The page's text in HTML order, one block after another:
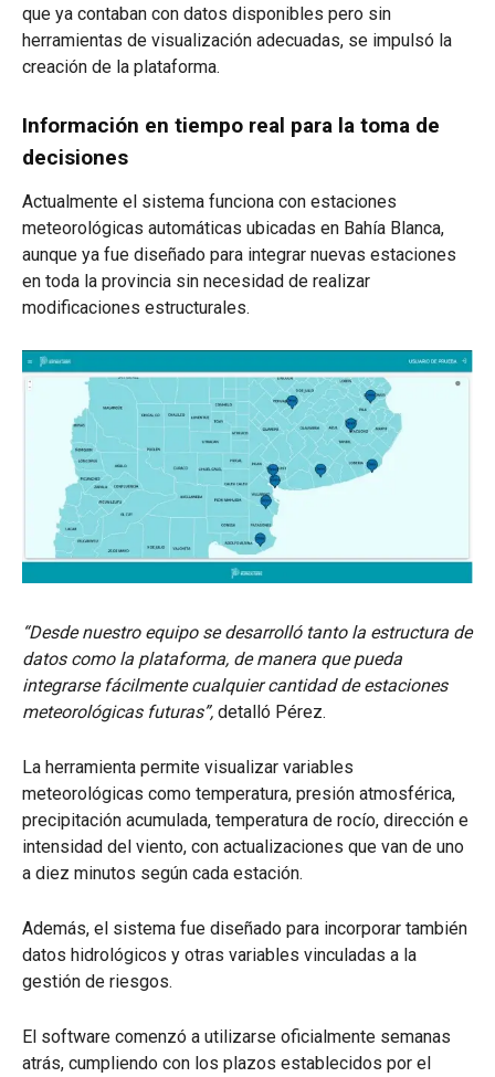
que ya contaban con datos disponibles pero sin
herramientas de visualización adecuadas, se impulsó la
creación de la plataforma.
Información en tiempo real para la toma de
decisiones
Actualmente el sistema funciona con estaciones
meteorológicas automáticas ubicadas en Bahía Blanca,
aunque ya fue diseñado para integrar nuevas estaciones
en toda la provincia sin necesidad de realizar
modificaciones estructurales.
“Desde nuestro equipo se desarrolló tanto la estructura de
datos como la plataforma, de manera que pueda
integrarse fácilmente cualquier cantidad de estaciones
meteorológicas futuras”, detalló Pérez.
La herramienta permite visualizar variables
meteorológicas como temperatura, presión atmosférica,
precipitación acumulada, temperatura de rocío, dirección e
intensidad del viento, con actualizaciones que van de uno
a diez minutos según cada estación.
Además, el sistema fue diseñado para incorporar también
datos hidrológicos y otras variables vinculadas a la
gestión de riesgos.
El software comenzó a utilizarse oficialmente semanas
atrás, cumpliendo con los plazos establecidos por el